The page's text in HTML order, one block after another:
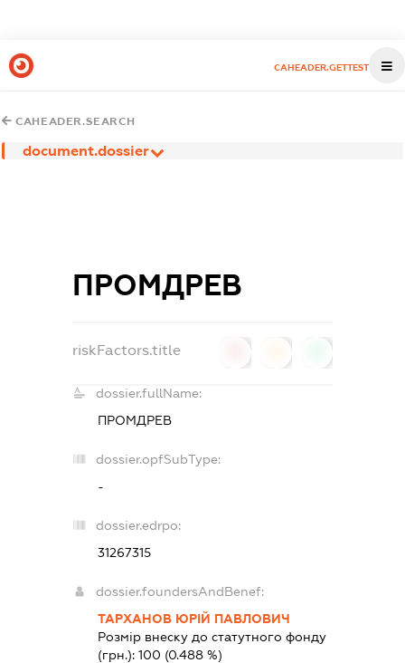
CAHEADER.GETTEST
CAHEADER.SEARCH
document.dossier
ПРОМДРЕВ
riskFactors.title
dossier.fullName:
ПРОМДРЕВ
dossier.opfSubType:
-
dossier.edrpo:
31267315
dossier.foundersAndBenef:
ТАРХАНОВ ЮРІЙ ПАВЛОВИЧ
Розмір внеску до статутного фонду
(грн.): 100 (0.488 %)